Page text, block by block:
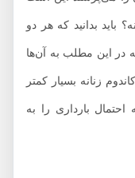
بدانید که هر دو
این مطلب به آن‌ها
زنانه بسیار کمتر
بارداری را به